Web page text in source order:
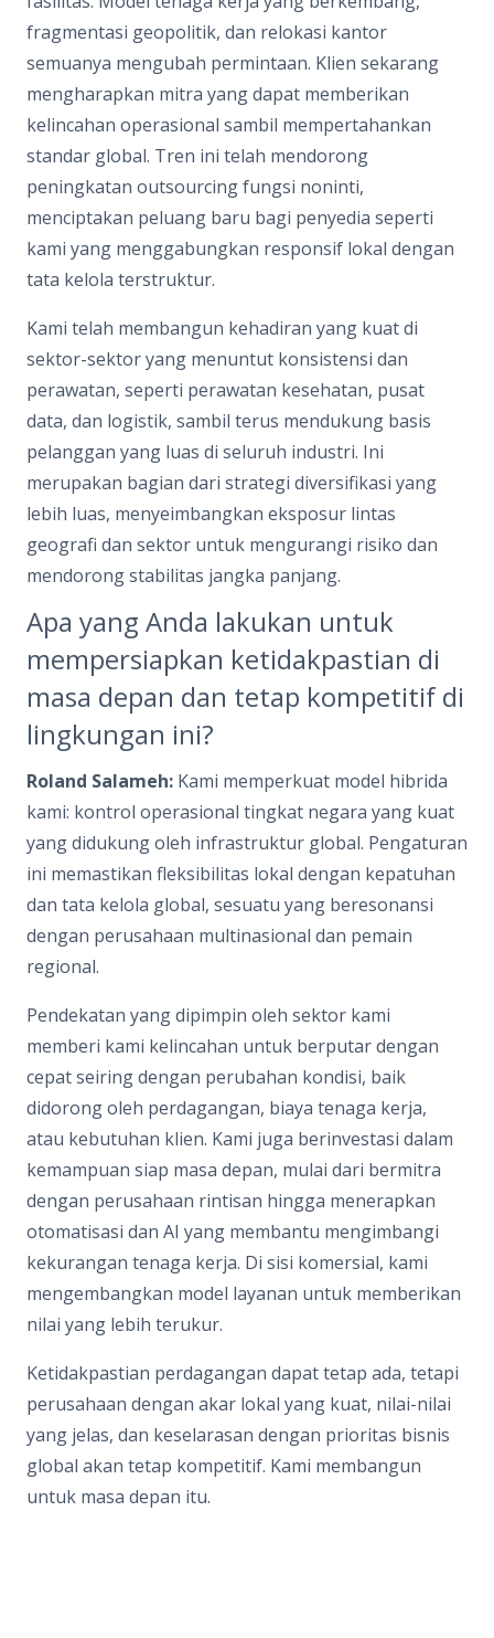
fragmentasi geopolitik, dan relokasi kantor
semuanya mengubah permintaan. Klien sekarang
mengharapkan mitra yang dapat memberikan
kelincahan operasional sambil mempertahankan
standar global. Tren ini telah mendorong
peningkatan outsourcing fungsi noninti,
menciptakan peluang baru bagi penyedia seperti
kami yang menggabungkan responsif lokal dengan
tata kelola terstruktur.
Kami telah membangun kehadiran yang kuat di
sektor-sektor yang menuntut konsistensi dan
perawatan, seperti perawatan kesehatan, pusat
data, dan logistik, sambil terus mendukung basis
pelanggan yang luas di seluruh industri. Ini
merupakan bagian dari strategi diversifikasi yang
lebih luas, menyeimbangkan eksposur lintas
geografi dan sektor untuk mengurangi risiko dan
mendorong stabilitas jangka panjang.
Apa yang Anda lakukan untuk
mempersiapkan ketidakpastian di
masa depan dan tetap kompetitif di
lingkungan ini?
Roland Salameh: Kami memperkuat model hibrida
kami: kontrol operasional tingkat negara yang kuat
yang didukung oleh infrastruktur global. Pengaturan
ini memastikan fleksibilitas lokal dengan kepatuhan
dan tata kelola global, sesuatu yang beresonansi
dengan perusahaan multinasional dan pemain
regional.
Pendekatan yang dipimpin oleh sektor kami
memberi kami kelincahan untuk berputar dengan
cepat seiring dengan perubahan kondisi, baik
didorong oleh perdagangan, biaya tenaga kerja,
atau kebutuhan klien. Kami juga berinvestasi dalam
kemampuan siap masa depan, mulai dari bermitra
dengan perusahaan rintisan hingga menerapkan
otomatisasi dan AI yang membantu mengimbangi
kekurangan tenaga kerja. Di sisi komersial, kami
mengembangkan model layanan untuk memberikan
nilai yang lebih terukur.
Ketidakpastian perdagangan dapat tetap ada, tetapi
perusahaan dengan akar lokal yang kuat, nilai-nilai
yang jelas, dan keselarasan dengan prioritas bisnis
global akan tetap kompetitif. Kami membangun
untuk masa depan itu.